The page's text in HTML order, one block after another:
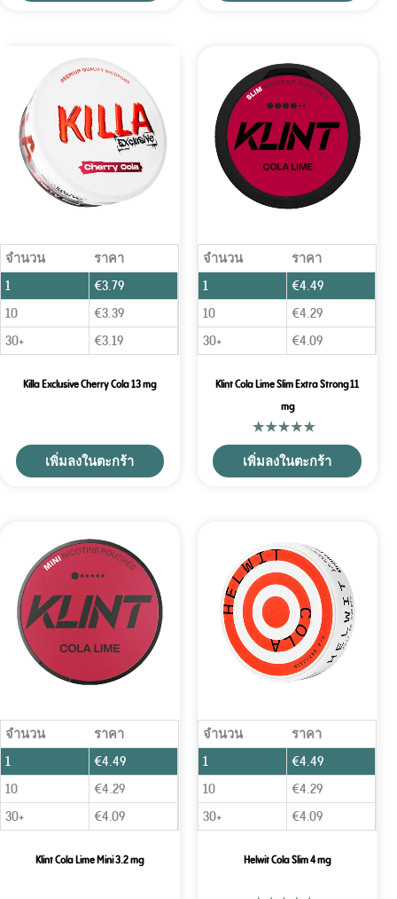
จำนวน
ราคา
1
€3.79
10
€3.39
30+
€3.19
Killa Exclusive Cherry Cola 13 mg
เพิ่มลงในตะกร้า
จำนวน
ราคา
1
€4.49
10
€4.29
30+
€4.09
Klint Cola Lime Slim Extra Strong 11
mg
เพิ่มลงในตะกร้า
จำนวน
ราคา
1
€4.49
10
€4.29
30+
€4.09
Klint Cola Lime Mini 3.2 mg
จำนวน
ราคา
1
€4.49
10
€4.29
30+
€4.09
Helwit Cola Slim 4 mg